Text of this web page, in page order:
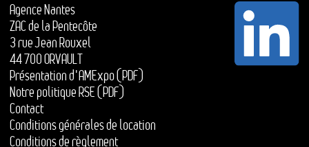
Agence Nantes
ZAC de la Pentecôte
3 rue Jean Rouxel
44 700 ORVAULT
Présentation d'AMExpo (PDF)
Notre politique RSE (PDF)
Contact
Conditions générales de location
Conditions de règlement